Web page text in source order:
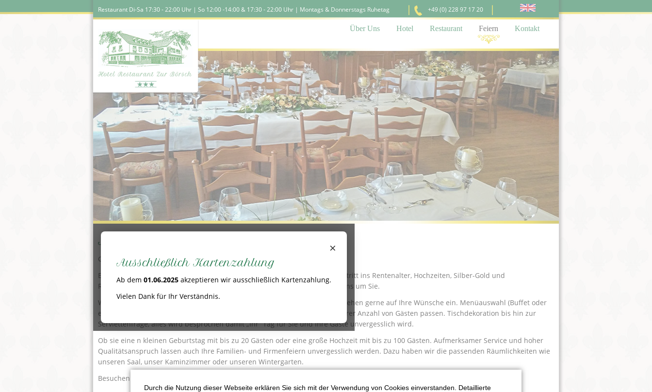
Restaurant Di-Sa 17:30 - 22:00 Uhr | So 12:00 -14:00 & 17:30 - 22:00 Uhr | Montags & Donnerstags Ruhetag +49 (0) 228 97 17 20
Navigation
Über Uns Hotel Restaurant Feiern Kontakt
×
Ausschließlich Kartenzahlung
Ab dem 01.06.2025 akzeptieren wir ausschließlich Kartenzahlung.
Vielen Dank für Ihr Verständnis.
Ihre Feier bei uns
Gerne stellen wir unsere Räumlichkeiten für Ihre Feier zur Verfügung.
Egal ob zur Taufe ihrer kleinsten, Geburtstagsfeiern, Firmenjubiläen, der Eintritt ins Rentenalter, Hochzeiten, Silber-Gold und
Rubinhochzeiten bis hin zur Verabschiedung ihrer Liebsten, wir kümmern uns um Sie.
Wir planen in einem persönlichen Gespräch bei uns vor Ort Ihre Feier und gehen gerne auf Ihre Wünsche ein. Menüauswahl (Buffet oder
eine eigene Karte) mit begleitenden Weinen, passende Bestuhlung die zu Ihrer Anzahl von Gästen passen. Tischdekoration bis hin zur
Serviettenfrage, alles wird besprochen damit „Ihr“ Tag für Sie und Ihre Gäste unvergesslich wird.
Ob sie eine n kleinen Geburtstag mit bis zu 20 Gästen oder eine große Hochzeit mit bis zu 100 Gästen. Aufmerksamer Service und hoher
Qualitätsanspruch lassen auch Ihre Familien- und Firmenfeiern unvergesslich werden. Dazu haben wir die passenden Räumlichkeiten wie
unseren Saal, unser Kaminzimmer oder unseren Wintergarten.
Besuchen Sie uns persönlich, gerne zeigen wir zeigen Ihnen gerne unsere Räumlichkeiten für Ihre perfekte Feier.
Durch die Nutzung dieser Webseite erklären Sie sich mit der Verwendung von Cookies einverstanden. Detaillierte